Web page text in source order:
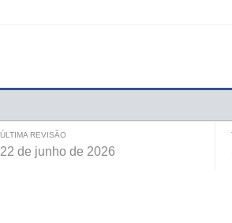
ÚLTIMA REVISÃO
22 de junho de 2026